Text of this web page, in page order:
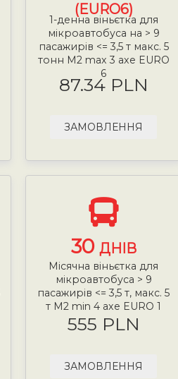
(EURO6)
1-денна віньєтка для
мікроавтобуса на > 9
пасажирів <= 3,5 т макс. 5
тонн М2 max 3 axe EURO
6
87.34 PLN
ЗАМОВЛЕННЯ
30 ДНІВ
Місячна віньєтка для
мікроавтобуса > 9
пасажирів <= 3,5 т, макс. 5
т М2 min 4 axe EURO 1
555 PLN
ЗАМОВЛЕННЯ